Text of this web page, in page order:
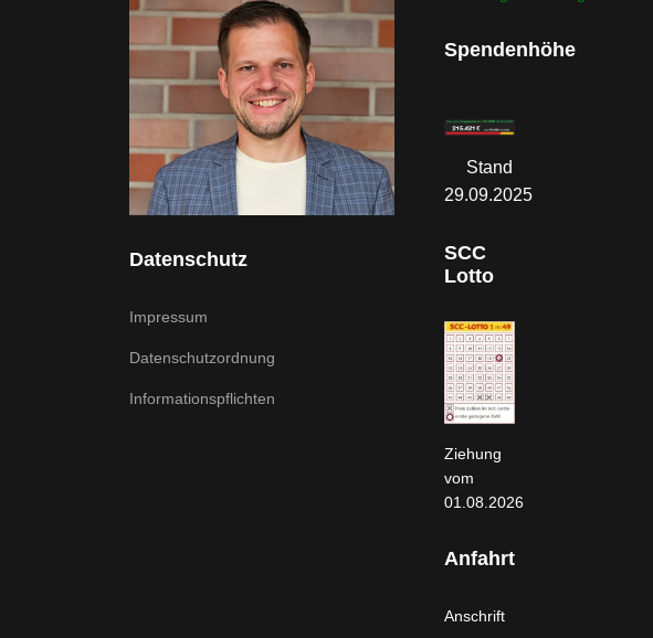
Datenschutz
Impressum
Datenschutzordnung
Informationspflichten
Spendenhöhe
Stand
29.09.2025
SCC
Lotto
Ziehung
vom
01.08.2026
Anfahrt
Anschrift